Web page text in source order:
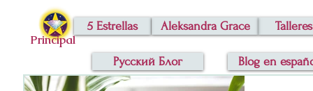
5 Estrellas
Principal
Aleksandra Grace Talleres
Русский Блог Blog en